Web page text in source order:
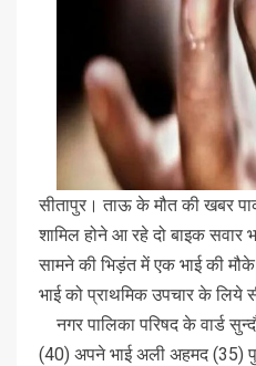
सीतापुर। ताऊ के मौत की खबर
शामिल होने आ रहे दो बाइक
सामने की भिड़ंत में एक भाई की
भाई को प्राथमिक उपचार के लिये
नगर पालिका परिषद के वार्ड
(40) अपने भाई अली अहमद (35)